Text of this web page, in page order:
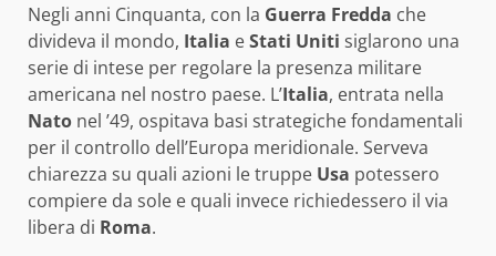
Negli anni Cinquanta, con la Guerra Fredda che
divideva il mondo, Italia eStati Uniti siglarono una
serie di intese per regolare la presenza militare
americana nel nostro paese. L’Italia, entrata nella
Nato nel ’49, ospitava basi strategiche fondamentali
per il controllo dell’Europa meridionale. Serveva
chiarezza su quali azioni le truppe Usa potessero
compiere da sole e quali invece richiedessero il via
libera di Roma.